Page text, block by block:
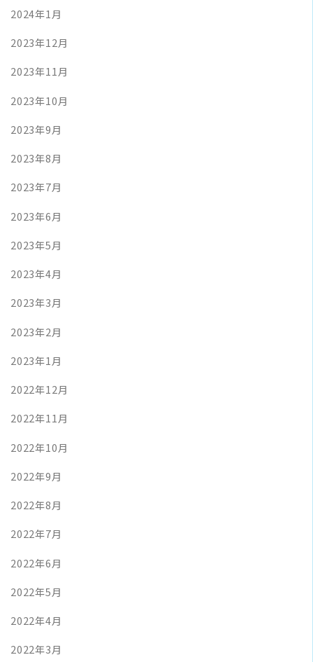
2024年1月
2023年12月
2023年11月
2023年10月
2023年9月
2023年8月
2023年7月
2023年6月
2023年5月
2023年4月
2023年3月
2023年2月
2023年1月
2022年12月
2022年11月
2022年10月
2022年9月
2022年8月
2022年7月
2022年6月
2022年5月
2022年4月
2022年3月